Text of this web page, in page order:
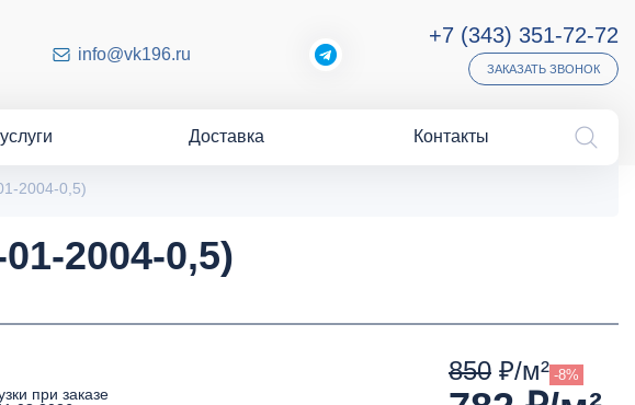
info@vk196.ru
+7 (343) 351-72-72
ЗАКАЗАТЬ ЗВОНОК
Доставка Контакты
2004-0,5)
2004-0,5)
при заказе
850 ₽/м² -8%